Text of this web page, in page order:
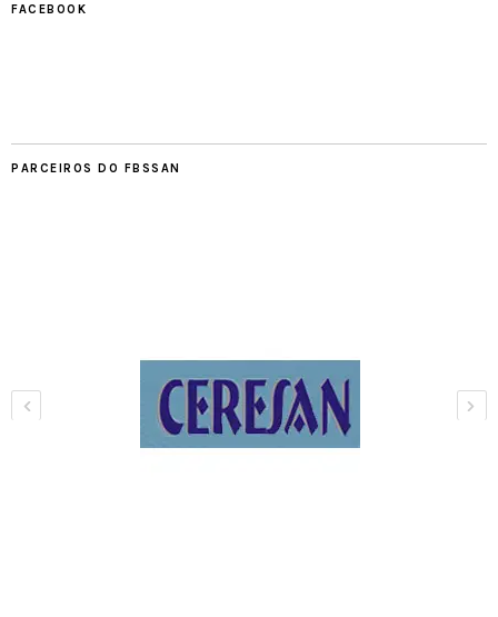
FACEBOOK
PARCEIROS DO FBSSAN